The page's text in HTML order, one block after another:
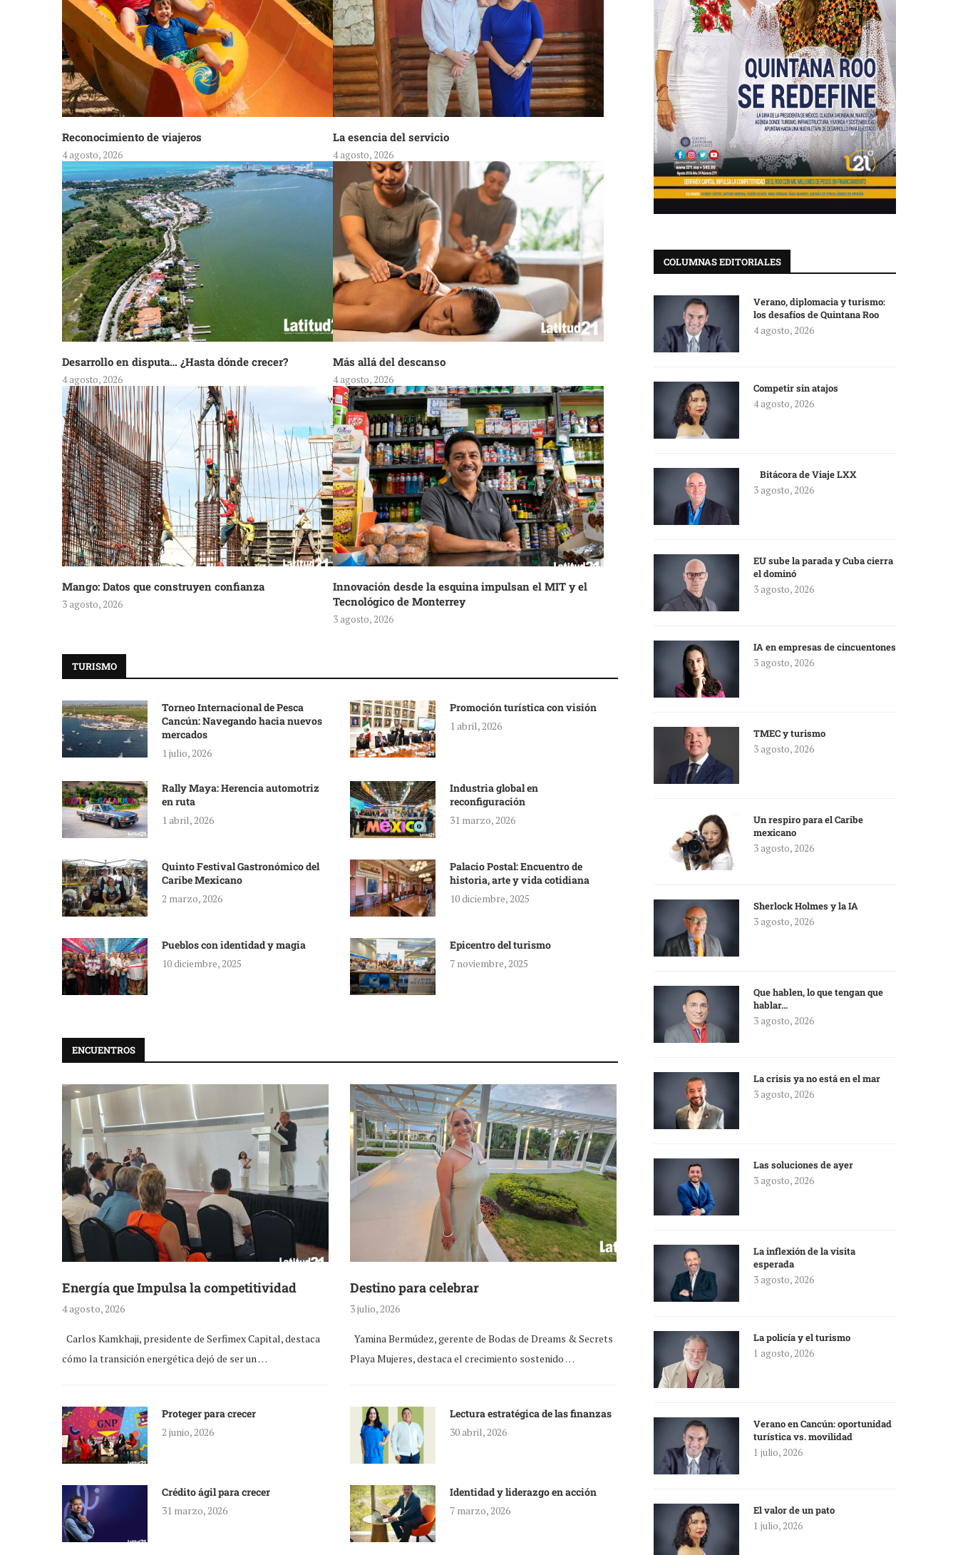
Reconocimiento de viajeros
4 agosto, 2026
La esencia del servicio
4 agosto, 2026
Desarrollo en disputa… ¿Hasta dónde crecer?
4 agosto, 2026
Más allá del descanso
4 agosto, 2026
Mango: Datos que construyen confianza
3 agosto, 2026
Innovación desde la esquina impulsan el MIT y el
Tecnológico de Monterrey
3 agosto, 2026
TURISMO
Torneo Internacional de Pesca
Cancún: Navegando hacia nuevos
mercados
1 julio, 2026
Promoción turística con visión
1 abril, 2026
Rally Maya: Herencia automotriz
en ruta
1 abril, 2026
Industria global en
reconfiguración
31 marzo, 2026
Quinto Festival Gastronómico del
Caribe Mexicano
2 marzo, 2026
Palacio Postal: Encuentro de
historia, arte y vida cotidiana
10 diciembre, 2025
Pueblos con identidad y magia
10 diciembre, 2025
Epicentro del turismo
7 noviembre, 2025
ENCUENTROS
Energía que Impulsa la competitividad
4 agosto, 2026
Carlos Kamkhaji, presidente de Serfimex Capital, destaca
cómo la transición energética dejó de ser un …
Destino para celebrar
3 julio, 2026
Yamina Bermúdez, gerente de Bodas de Dreams & Secrets
Playa Mujeres, destaca el crecimiento sostenido …
Proteger para crecer
2 junio, 2026
Lectura estratégica de las finanzas
30 abril, 2026
Crédito ágil para crecer
31 marzo, 2026
Identidad y liderazgo en acción
7 marzo, 2026
COLUMNAS EDITORIALES
Verano, diplomacia y turismo:
los desafíos de Quintana Roo
4 agosto, 2026
Competir sin atajos
4 agosto, 2026
Bitácora de Viaje LXX
3 agosto, 2026
EU sube la parada y Cuba cierra
el dominó
3 agosto, 2026
IA en empresas de cincuentones
3 agosto, 2026
TMEC y turismo
3 agosto, 2026
Un respiro para el Caribe
mexicano
3 agosto, 2026
Sherlock Holmes y la IA
3 agosto, 2026
Que hablen, lo que tengan que
hablar…
3 agosto, 2026
La crisis ya no está en el mar
3 agosto, 2026
Las soluciones de ayer
3 agosto, 2026
La inflexión de la visita
esperada
3 agosto, 2026
La policía y el turismo
1 agosto, 2026
Verano en Cancún: oportunidad
turística vs. movilidad
1 julio, 2026
El valor de un pato
1 julio, 2026